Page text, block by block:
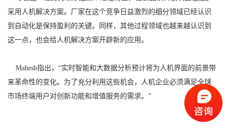
采用人机解决方案。厂家在这个竞争日益激烈的细分领域已经认识
到自动化是保持盈利的关键。同样，其他过程领域也越来越认识到
这一点，也会给人机解决方案开辟新的应用。
Mahesh指出，“实时智能和大数据分析预计将为人机界面的前景带
来革命性的变化。为了充分利用这些机会，人机企业必须满足全球
市场终端用户对创新功能和增值服务的需求。”